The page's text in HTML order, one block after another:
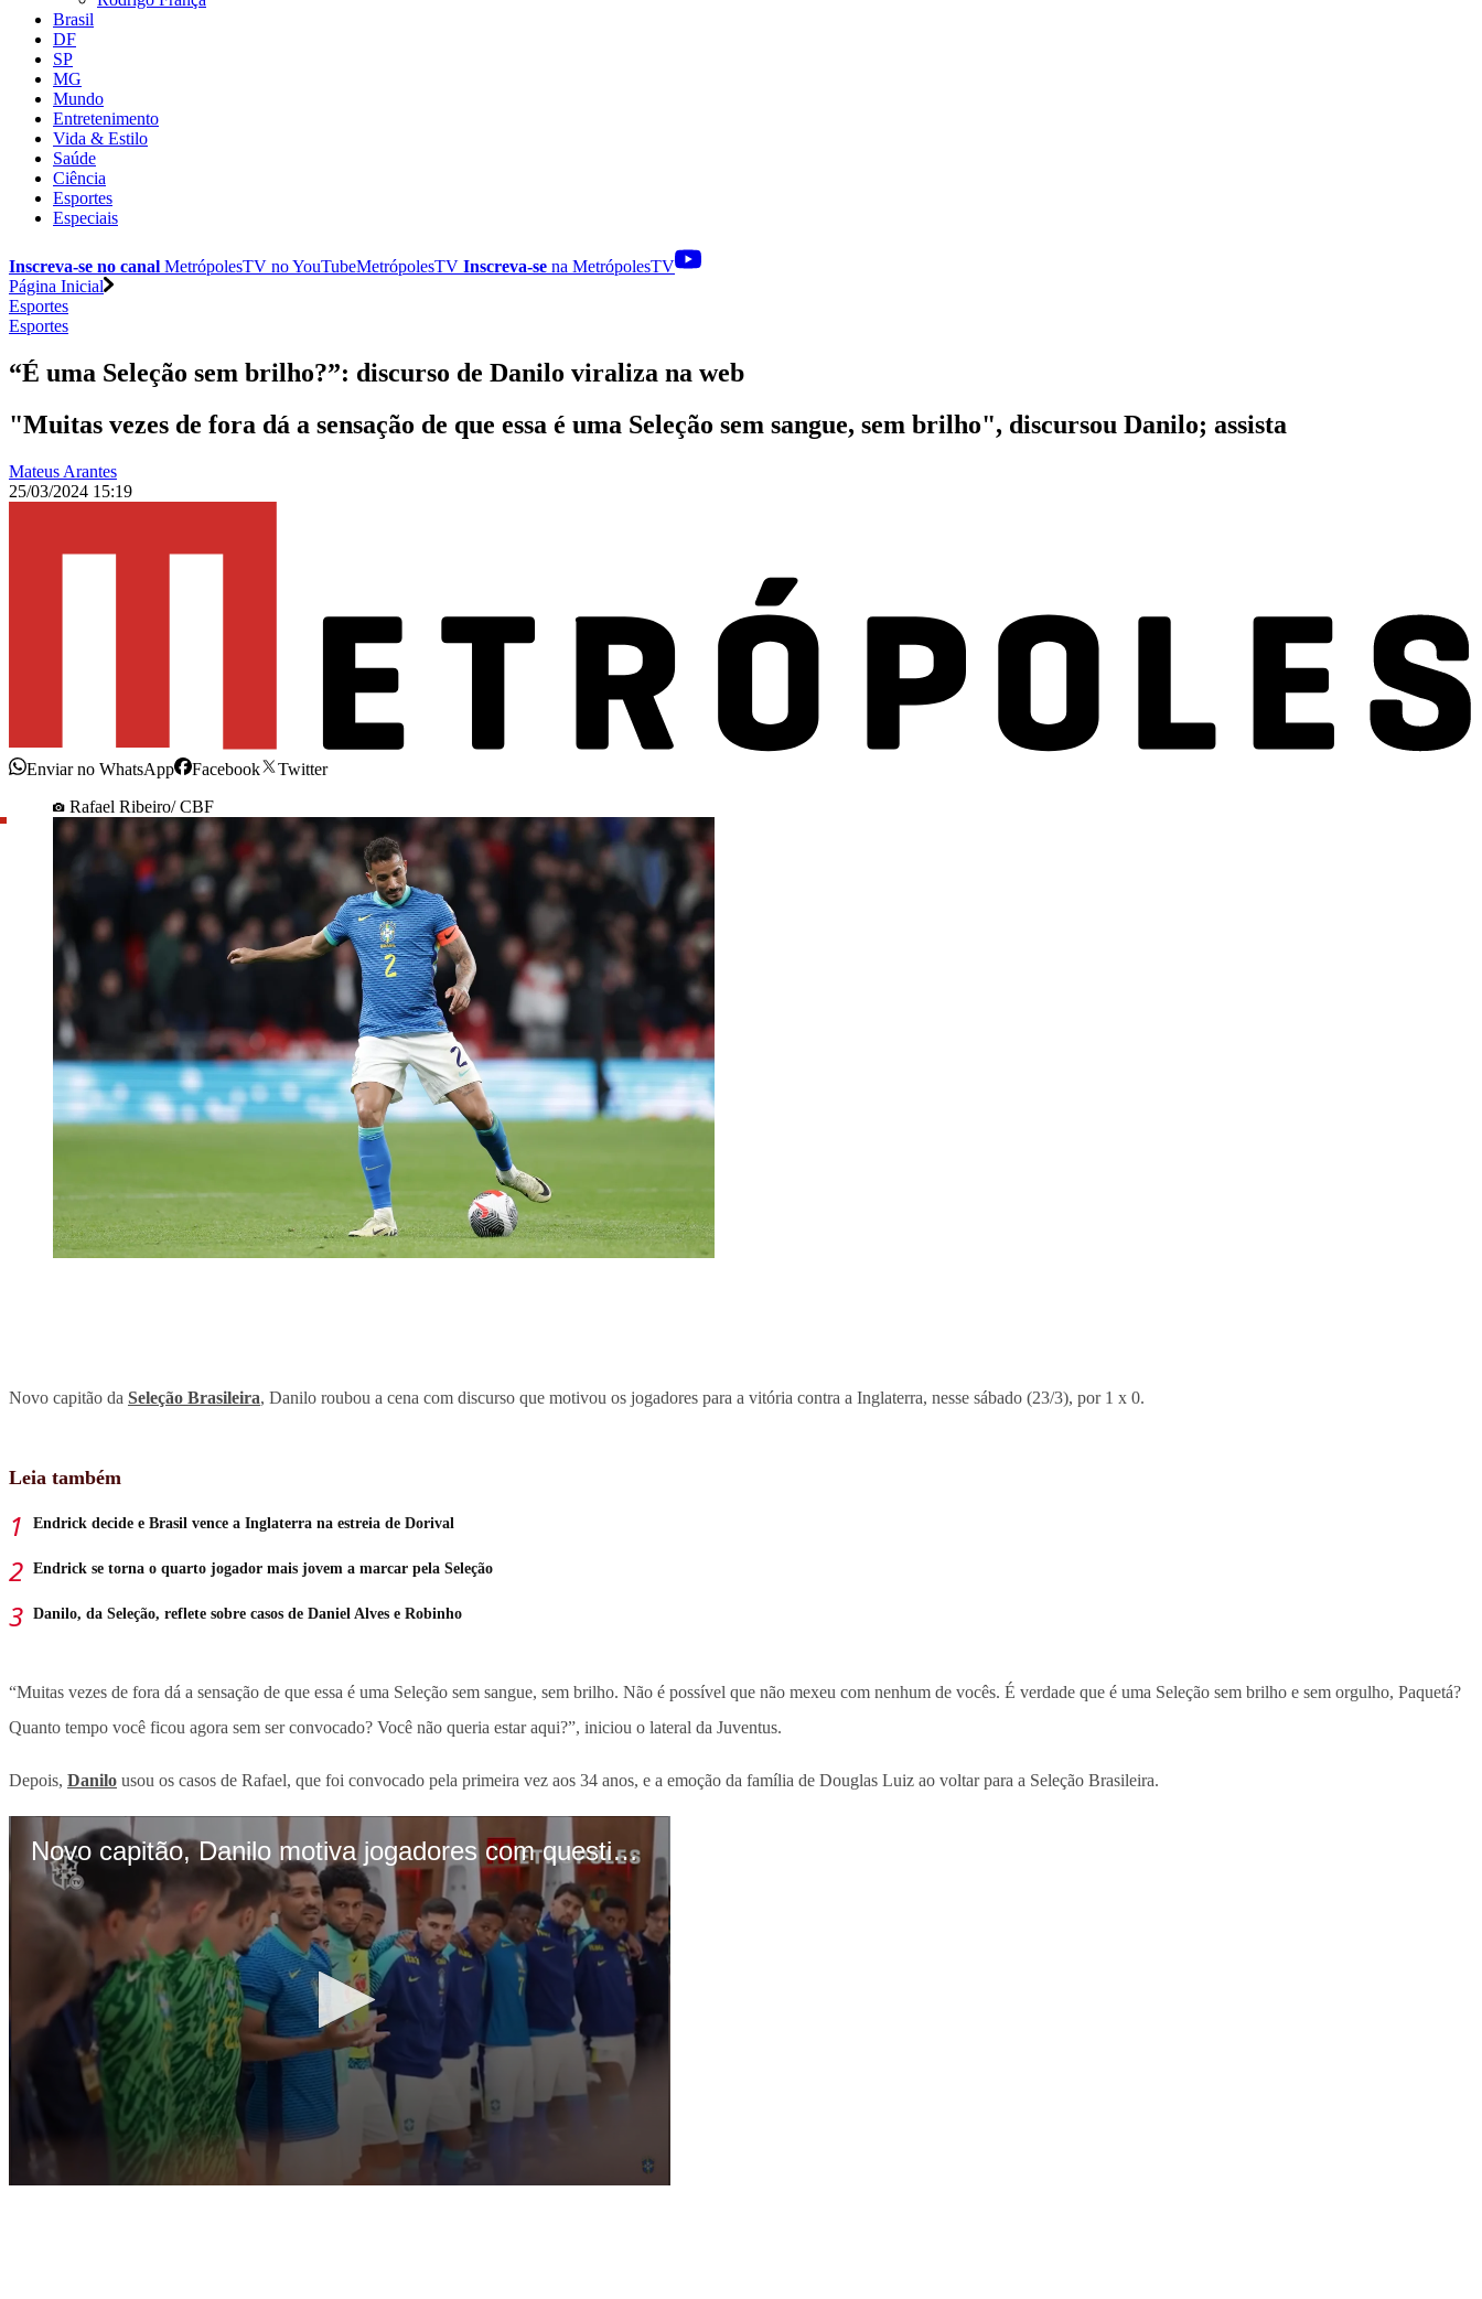
Brasil
DF
SP
MG
Mundo
Entretenimento
Vida & Estilo
Saúde
Ciência
Esportes
Especiais
Inscreva-se no canal MetrópolesTV noYouTubeMetrópolesTV Inscreva-se na MetrópolesTV
Página Inicial
Esportes
Esportes
“É uma Seleção sem brilho?”: discurso de Danilo viraliza na web
"Muitas vezes de fora dá a sensação de que essa é uma Seleção sem sangue, sem brilho", discursou Danilo; assista
Mateus Arantes
25/03/2024 15:19
Enviar no WhatsApp Facebook
Twitter
Rafael Ribeiro/ CBF
Novo capitão da Seleção Brasileira, Danilo roubou a cena com discurso que motivou os jogadores para a vitória contra a Inglaterra, nesse sábado (23/3), por 1 x 0.
Leia também
Endrick decide e Brasil vence a Inglaterra na estreia de Dorival
Endrick se torna o quarto jogador mais jovem a marcar pela Seleção
Danilo, da Seleção, reflete sobre casos de Daniel Alves e Robinho
“Muitas vezes de fora dá a sensação de que essa é uma Seleção sem sangue, sem brilho. Não é possível que não mexeu com nenhum de vocês. É verdade que é uma Seleção sem brilho e sem orgulho, Paquetá?
Quanto tempo você ficou agora sem ser convocado? Você não queria estar aqui?”, iniciou o lateral da Juventus.
Depois, Danilo usou os casos de Rafael, que foi convocado pela primeira vez aos 34 anos, e a emoção da família de Douglas Luiz ao voltar para a Seleção Brasileira.